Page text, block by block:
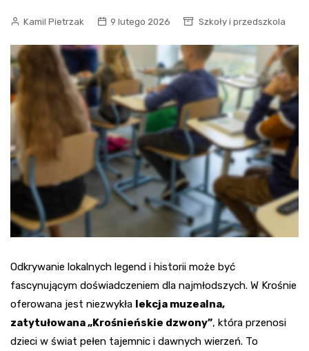
Kamil Pietrzak 9 lutego 2026 Szkoły i przedszkola
Odkrywanie lokalnych legend i historii może być
fascynującym doświadczeniem dla najmłodszych. W Krośnie
oferowana jest niezwykła lekcja muzealna,
zatytułowana „Krośnieńskie dzwony”, która przenosi
dzieci w świat pełen tajemnic i dawnych wierzeń. To